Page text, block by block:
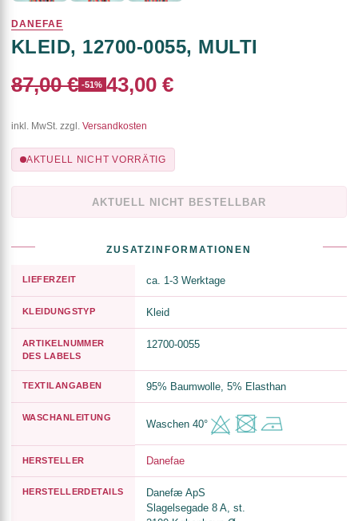
DANEFAE
KLEID, 12700-0055, MULTI
87,00 € -51% 43,00 €
inkl. MwSt. zzgl. Versandkosten
AKTUELL NICHT VORRÄTIG
AKTUELL NICHT BESTELLBAR
ZUSATZINFORMATIONEN
LIEFERZEIT ca. 1-3 Werktage
KLEIDUNGSTYP Kleid
ARTIKELNUMMER
DES LABELS
12700-0055
TEXTILANGABEN 95% Baumwolle, 5% Elasthan
WASCHANLEITUNG
Waschen 40°
HERSTELLER Danefae
HERSTELLERDETAILS
Danefæ ApS
Slagelsegade 8 A, st.